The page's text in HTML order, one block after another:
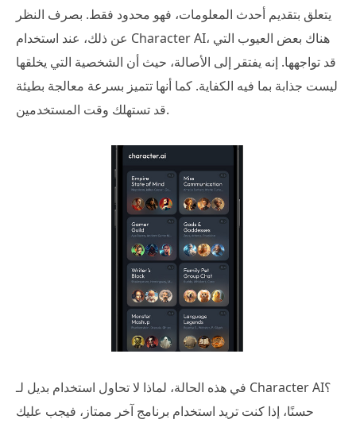
يتعلق بتقديم أحدث المعلومات، فهو محدود فقط. بصرف النظر
عن ذلك، عند استخدام Character AI، هناك بعض العيوب التي
قد تواجهها. إنه يفتقر إلى الأصالة، حيث أن الشخصية التي يخلقها
ليست جذابة بما فيه الكفاية. كما أنها تتميز بسرعة معالجة بطيئة
قد تستهلك وقت المستخدمين.
في هذه الحالة، لماذا لا تحاول استخدام بديل لـ Character AI؟
حسنًا، إذا كنت تريد استخدام برنامج آخر ممتاز، فيجب عليك